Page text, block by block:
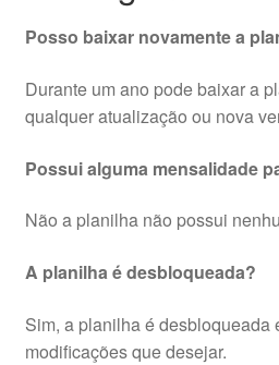
Posso baixar novamente a
Durante um ano pode baixar a
qualquer atualização ou nova
Possui alguma mensalidade
Não a planilha não possui
A planilha é desbloqueada?
Sim, a planilha é desbloqueada
modificações que desejar.